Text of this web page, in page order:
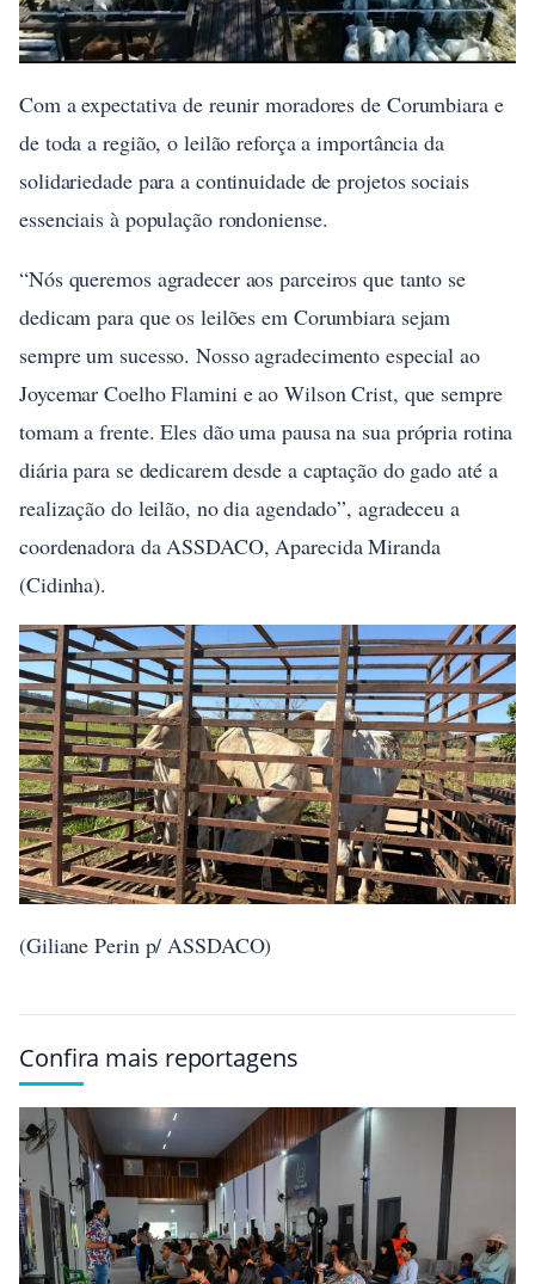
Com a expectativa de reunir moradores de Corumbiara e
de toda a região, o leilão reforça a importância da
solidariedade para a continuidade de projetos sociais
essenciais à população rondoniense.
“Nós queremos agradecer aos parceiros que tanto se
dedicam para que os leilões em Corumbiara sejam
sempre um sucesso. Nosso agradecimento especial ao
Joycemar Coelho Flamini e ao Wilson Crist, que sempre
tomam a frente. Eles dão uma pausa na sua própria rotina
diária para se dedicarem desde a captação do gado até a
realização do leilão, no dia agendado”, agradeceu a
coordenadora da ASSDACO, Aparecida Miranda
(Cidinha).
(Giliane Perin p/ ASSDACO)
Confira mais reportagens